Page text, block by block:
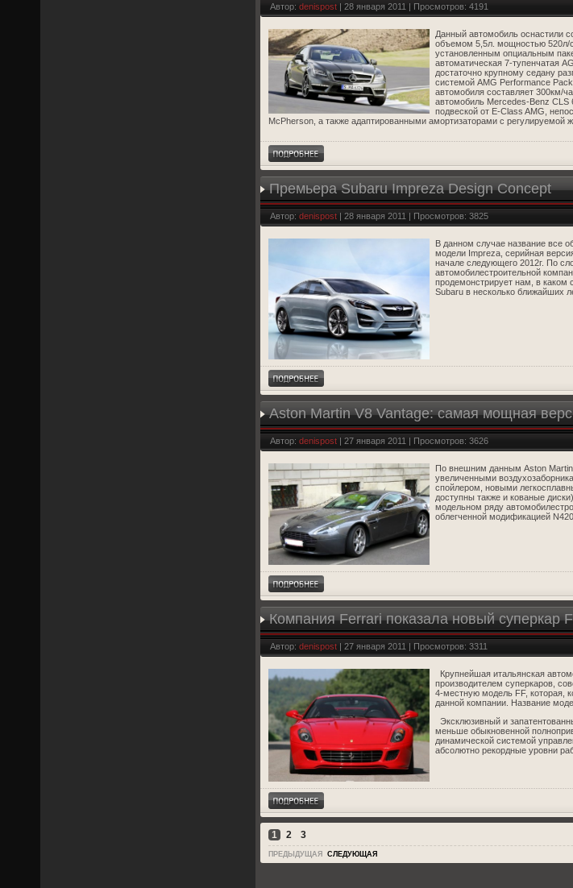
Автор: denispost | 28 января 2011 | Просмотров: 4191
Данный автомобиль оснастили
объемом 5,5л. мощностью 520л/
установленным опциальным
автоматическая 7-тупенчатая
достаточно крупному седану
системой AMG Performance
автомобиля составляет 300км/
автомобиль Mercedes-Benz CLS
подвеской от E-Class AMG,
McPherson, а также адаптированными амортизаторами с регулируемой
Премьера Subaru Impreza Design Concept
Автор: denispost | 28 января 2011 | Просмотров: 3825
В данном случае название все
модели Impreza, серийная
начале следующего 2012г. По
автомобилестроительной
продемонстрирует нам, в каком
Subaru в несколько ближайших
Aston Martin V8 Vantage: самая мощная
Автор: denispost | 27 января 2011 | Просмотров: 3626
По внешним данным Aston Martin
увеличенными
спойлером, новыми
доступны также и кованые
модельном ряду
облегченной модификацией
Компания Ferrari показала новый суперкар
Автор: denispost | 27 января 2011 | Просмотров: 3311
Крупнейшая итальянская
производителем суперкаров,
4-местную модель FF, которая,
данной компании. Название
Эксклюзивный и
меньше обыкновенной
динамической системой
абсолютно рекордные уровни
1 2 3
ПРЕДЫДУЩАЯ СЛЕДУЮЩАЯ